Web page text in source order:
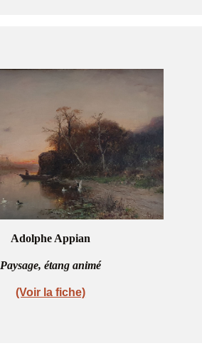
Adolphe Appian
Paysage, étang animé
(Voir la fiche)